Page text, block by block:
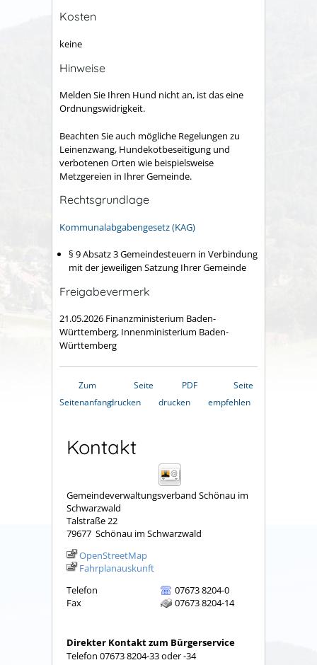
Kosten
keine
Hinweise
Melden Sie Ihren Hund nicht an, ist das eine
Ordnungswidrigkeit.
Beachten Sie auch mögliche Regelungen zu
Leinenzwang, Hundekotbeseitigung und
verbotenen Orten wie beispielsweise
Metzgereien in Ihrer Gemeinde.
Rechtsgrundlage
Kommunalabgabengesetz (KAG)
§ 9 Absatz 3 Gemeindesteuern in Verbindung
mit der jeweiligen Satzung Ihrer Gemeinde
Freigabevermerk
21.05.2026 Finanzministerium Baden-
Württemberg, Innenministerium Baden-
Württemberg
Zum
Seitenanfang
Seite
drucken
PDF
drucken
Seite
empfehlen
Kontakt
Gemeindeverwaltungsverband Schönau im
Schwarzwald
Talstraße 22
79677 Schönau im Schwarzwald
OpenStreetMap
Fahrplanauskunft
Telefon
07673 8204-0
Fax
07673 8204-14
Direkter Kontakt zum Bürgerservice
Telefon 07673 8204-33 oder -34